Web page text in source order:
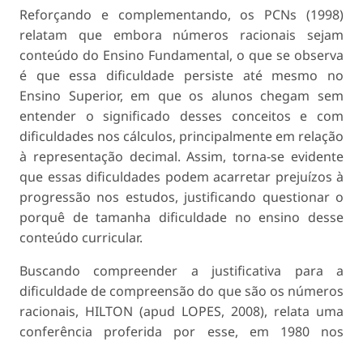
Reforçando e complementando, os PCNs (1998)
relatam que embora números racionais sejam
conteúdo do Ensino Fundamental, o que se observa
é que essa dificuldade persiste até mesmo no
Ensino Superior, em que os alunos chegam sem
entender o significado desses conceitos e com
dificuldades nos cálculos, principalmente em relação
à representação decimal. Assim, torna-se evidente
que essas dificuldades podem acarretar prejuízos à
progressão nos estudos, justificando questionar o
porquê de tamanha dificuldade no ensino desse
conteúdo curricular.
Buscando compreender a justificativa para a
dificuldade de compreensão do que são os números
racionais, HILTON (apud LOPES, 2008), relata uma
conferência proferida por esse, em 1980 nos